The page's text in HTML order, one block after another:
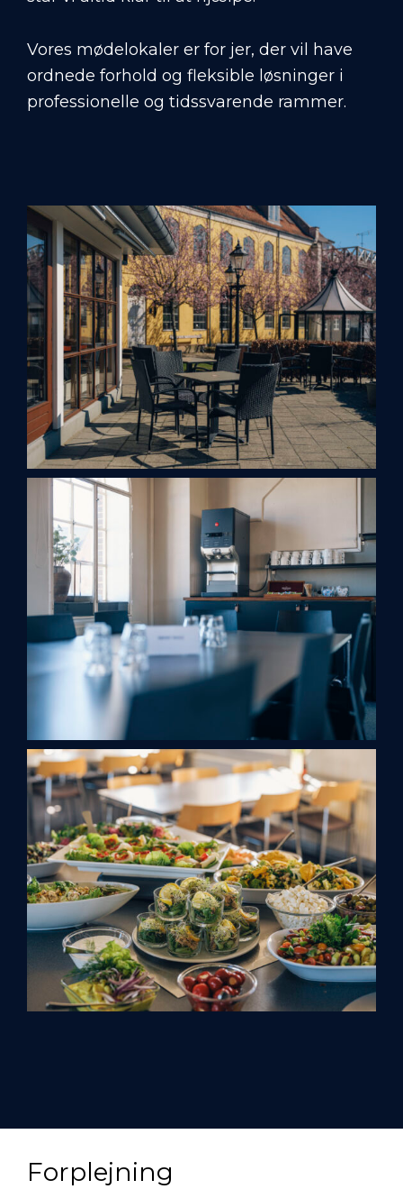
Vores mødelokaler er for jer, der vil have
ordnede forhold og fleksible løsninger i
professionelle og tidssvarende rammer.
Forplejning